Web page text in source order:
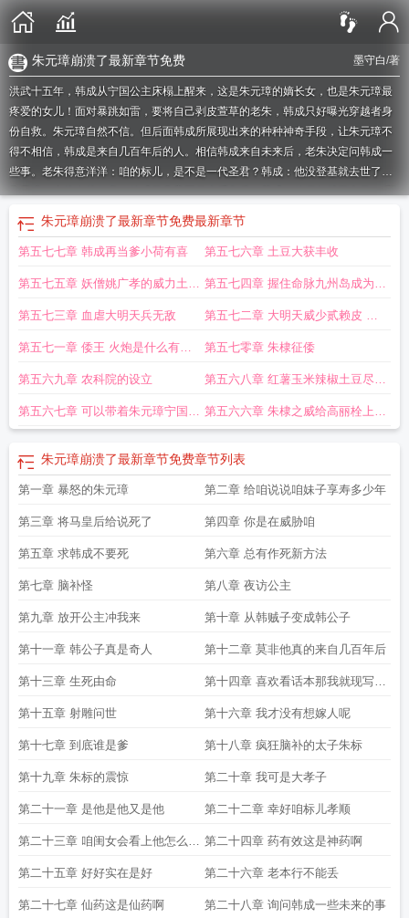
墨守白/著
朱元璋崩溃了最新章节免费
洪武十五年，韩成从宁国公主床榻上醒来，这是朱元璋的嫡长女，也是朱元璋最
疼爱的女儿！面对暴跳如雷，要将自己剥皮萱草的老朱，韩成只好曝光穿越者身
份自救。朱元璋自然不信。但后面韩成所展现出来的种种神奇手段，让朱元璋不
得不相信，韩成是来自几百年后的人。相信韩成来自未来后，老朱决定问韩成一
些事。老朱得意洋洋：咱的标儿，是不是一代圣君？韩成：他没登基就去世了。
朱元璋：允炆自幼仁孝，他成了皇帝可保大明兴旺！韩成：他四年就下台了。“那
到底是谁，成了咱大明的皇帝？！”老朱崩溃了。韩成望向朱棣，朱棣脖子一
缩……知道靖难之事后，朱元璋想踢死朱允炆！“这绝对是咱最不成器的子孙，是
大明最奇葩的皇帝！”韩成：岳父慎言，后面还有战神，道士，木匠……朱元
元璋崩溃了无弹窗
朱元璋崩溃了 笔趣阁朱元璋崩溃了笔趣阁最新朱元璋崩溃
了有声朱元璋大明王朝朱元璋崩溃了全本完结免费 朱元璋崩溃了无弹窗阅
守白有朱元璋的大明电视剧是什么名字电视剧大明朱元璋朱元璋崩溃了笔趣阁
最新章节大明皇朝朱元璋演员 朱元璋崩溃了免费朱元璋崩溃了墨守白小朱元
朱元璋崩溃了免费朱元璋崩溃了在线阅读大明剧透未来朱元璋崩溃了韩成朱元
璋崩溃了123读书网大明剧透未来朱元璋崩溃了贴吧朱元璋崩溃了顶点中文朱
元璋崩溃了最新章节免费大明剧透未来朱元璋崩溃了免费阅读
元璋崩溃了笔趣阁大明剧透未来朱元璋崩溃了TXT大明剧透未来朱元璋崩溃了
听书朱元璋崩溃了阅读 朱元璋建立大明王朝大明剧透未来朱元璋崩溃了免费阅
读 朱元璋崩溃了txt 朱元璋崩溃了笔趣阁在线朱元璋崩溃了手打无错字版
璋崩溃了无防盗朱元璋崩溃了韩成朱元璋大明剧透未来朱元璋崩溃了墨守白
了起点朱元璋崩溃了笔趣阁 朱元璋崩溃了全文 朱元璋崩溃了TXT
了 免费大明剧透未来朱元璋崩溃了起点朱元璋崩溃了全本免费明朝末年朱元
元璋崩溃了无错朱元璋崩溃了第三中文网 大明王朝 朱元璋大明剧透未来朱元
璋崩溃了朱元璋崩溃了 笔趣阁
朱元璋崩溃了最新章节免费最新章节
第五七七章 韩成再当爹小荷有喜 第五七六章 土豆大获丰收
第五七五章 妖僧姚广孝的威力土豆
收获
第五七四章 握住命脉九州岛成为大
明编外行省韩成的绝妙主意
第五七三章 血虐大明天兵无敌 第五七二章 大明天威少贰赖皮 我
要做大明的狗
第五七一章 倭王 火炮是什么有弓
箭射的远吗轰
第五七零章 朱棣征倭
第五六九章 农科院的设立 第五六八章 红薯玉米辣椒土豆尽皆
入大明
第五六七章 可以带着朱元璋宁国公 第五六六章 朱棣之威给高丽栓上狗
朱元璋崩溃了最新章节免费章节列表
第一章 暴怒的朱元璋 第二章 给咱说说咱妹子享寿多少年
第三章 将马皇后给说死了 第四章 你是在威胁咱
第五章 求韩成不要死 第六章 总有作死新方法
第七章 脑补怪 第八章 夜访公主
第九章 放开公主冲我来 第十章 从韩贼子变成韩公子
第十一章 韩公子真是奇人 第十二章 莫非他真的来自几百年后
第十三章 生死由命 第十四章 喜欢看话本那我就现写一
本
第十五章 射雕问世 第十六章 我才没有想嫁人呢
第十七章 到底谁是爹 第十八章 疯狂脑补的太子朱标
第十九章 朱标的震惊 第二十章 我可是大孝子
第二十一章 是他是他又是他 第二十二章 幸好咱标儿孝顺
第二十三章 咱闺女会看上他怎么可
能
第二十四章 药有效这是神药啊
第二十五章 好好实在是好 第二十六章 老本行不能丢
第二十七章 仙药这是仙药啊 第二十八章 询问韩成一些未来的事